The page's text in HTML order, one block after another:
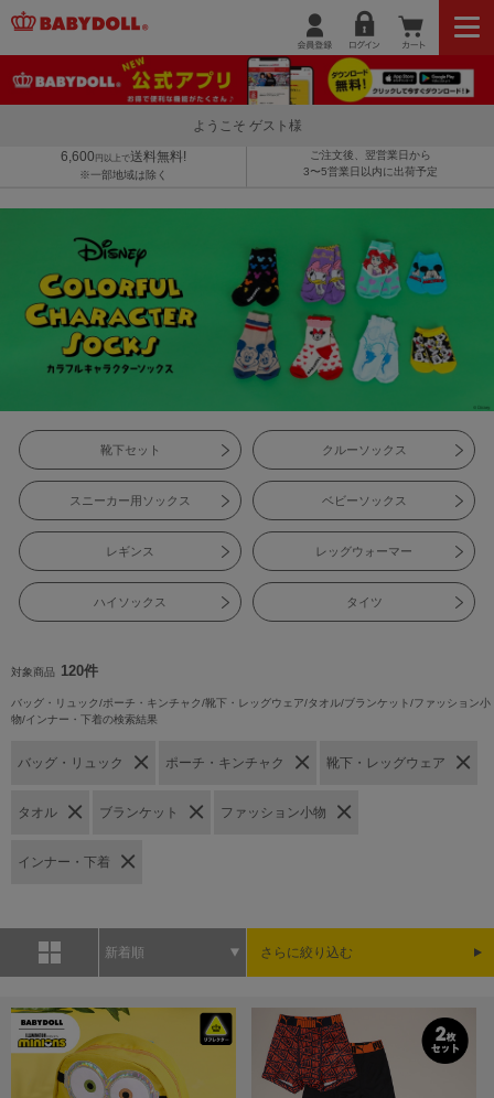
ようこそ ゲスト様
6,600 円以上で送料無料!
※一部地域は除く
ご注文後、翌営業日から
3〜5営業日以内に出荷予定
靴下セット クルーソックス
スニーカー用ソックス ベビーソックス
レギンス レッグウォーマー
ハイソックス タイツ
対象商品 120件
バッグ・リュック/ポーチ・キンチャク/靴下・レッグウェア/タオル/ブランケット/ファッション小
物/インナー・下着の検索結果
バッグ・リュック ポーチ・キンチャク 靴下・レッグウェア
タオル ブランケット ファッション小物
インナー・下着
新着順 さらに絞り込む